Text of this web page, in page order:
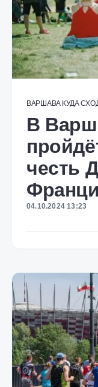
ВАРШАВА КУДА
В
честь
04.10.2024 13:23